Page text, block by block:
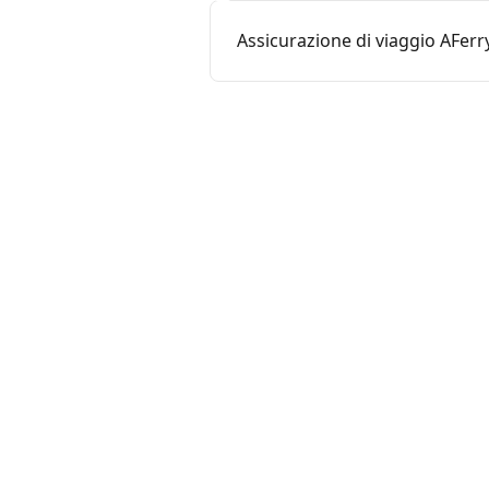
Assicurazione di viaggio